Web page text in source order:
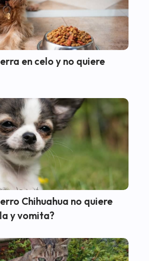
en celo y no quiere
Chihuahua no quiere
y vomita?